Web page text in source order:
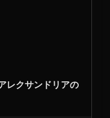
レクサンドリアの